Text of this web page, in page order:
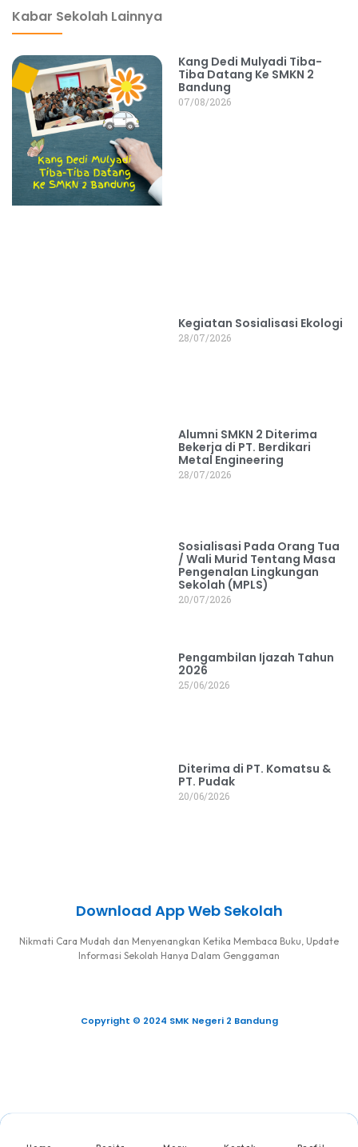
Kabar Sekolah Lainnya
Kang Dedi Mulyadi Tiba-
Tiba Datang Ke SMKN 2
Bandung
07/08/2026
Kegiatan Sosialisasi Ekologi
28/07/2026
Alumni SMKN 2 Diterima
Bekerja di PT. Berdikari
Metal Engineering
28/07/2026
Sosialisasi Pada Orang Tua
/ Wali Murid Tentang Masa
Pengenalan Lingkungan
Sekolah (MPLS)
20/07/2026
Pengambilan Ijazah Tahun
2026
25/06/2026
Diterima di PT. Komatsu &
PT. Pudak
20/06/2026
Download App Web Sekolah
Nikmati Cara Mudah dan Menyenangkan Ketika Membaca Buku, Update
Informasi Sekolah Hanya Dalam Genggaman
Copyright © 2024 SMK Negeri 2 Bandung